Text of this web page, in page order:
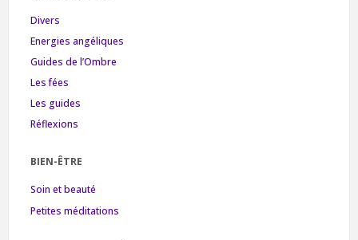
Divers
Energies angéliques
Guides de l’Ombre
Les fées
Les guides
Réflexions
BIEN-ÊTRE
Soin et beauté
Petites méditations